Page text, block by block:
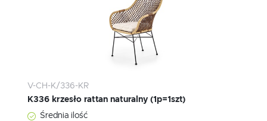
V-CH-K/336-KR
K336 krzesło rattan naturalny (1p=1szt)
Średnia ilość